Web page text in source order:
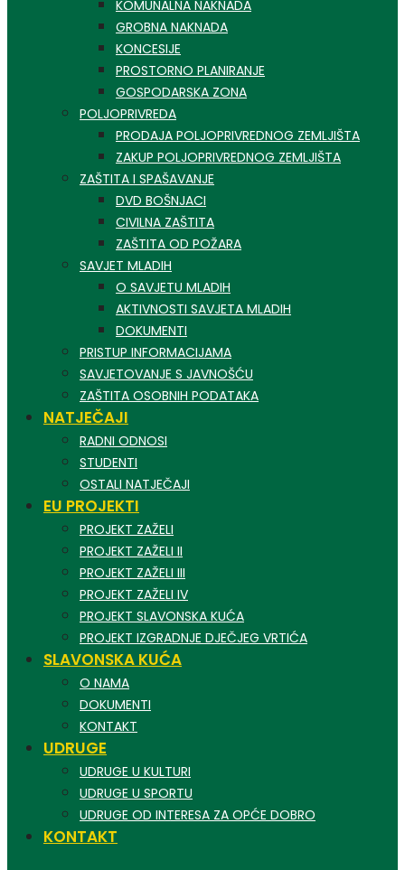
KOMUNALNA NAKNADA
GROBNA NAKNADA
KONCESIJE
PROSTORNO PLANIRANJE
GOSPODARSKA ZONA
POLJOPRIVREDA
PRODAJA POLJOPRIVREDNOG ZEMLJIŠTA
ZAKUP POLJOPRIVREDNOG ZEMLJIŠTA
ZAŠTITA I SPAŠAVANJE
DVD BOŠNJACI
CIVILNA ZAŠTITA
ZAŠTITA OD POŽARA
SAVJET MLADIH
O SAVJETU MLADIH
AKTIVNOSTI SAVJETA MLADIH
DOKUMENTI
PRISTUP INFORMACIJAMA
SAVJETOVANJE S JAVNOŠĆU
ZAŠTITA OSOBNIH PODATAKA
NATJEČAJI
RADNI ODNOSI
STUDENTI
OSTALI NATJEČAJI
EU PROJEKTI
PROJEKT ZAŽELI
PROJEKT ZAŽELI II
PROJEKT ZAŽELI III
PROJEKT ZAŽELI IV
PROJEKT SLAVONSKA KUĆA
PROJEKT IZGRADNJE DJEČJEG VRTIĆA
SLAVONSKA KUĆA
O NAMA
DOKUMENTI
KONTAKT
UDRUGE
UDRUGE U KULTURI
UDRUGE U SPORTU
UDRUGE OD INTERESA ZA OPĆE DOBRO
KONTAKT